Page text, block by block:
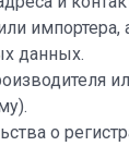
импортера,
данных.
о